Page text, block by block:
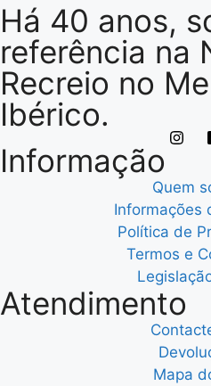
Há 40 anos,
referência na
Recreio no
Ibérico.
Informação
Quem
Informações
Política de
Termos e
Atendimento
Mapa